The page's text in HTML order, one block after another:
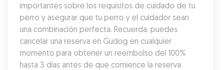
importantes sobre los requisitos de cuidado de tu
perro y asegurar que tu perro y el cuidador sean
una combinación perfecta. Recuerda, puedes
cancelar una reserva en Gudog en cualquier
momento para obtener un reembolso del 100%
hasta 3 días antes de que comience la reserva.